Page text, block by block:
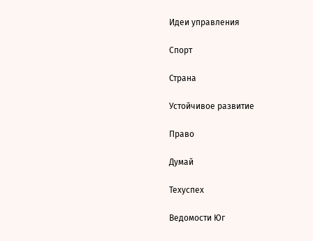
Идеи управления
Спорт
Страна
Устойчивое развитие
Право
Думай
Техуспех
Ведомости Юг